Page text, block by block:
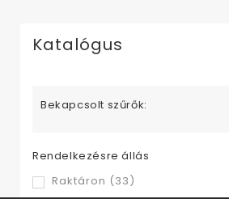
Katalógus
Bekapcsolt szűrők:
Rendelkezésre állás
Raktáron (33)